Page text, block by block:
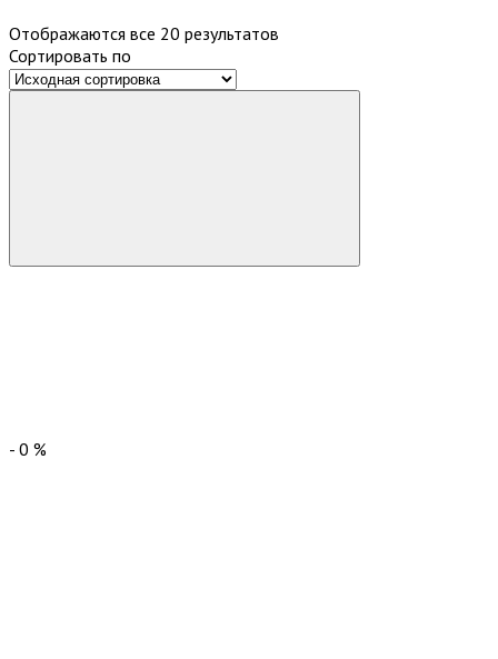
Отображаются все 20 результатов
Сортировать по
- 0 %